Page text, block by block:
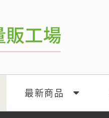
最新商品